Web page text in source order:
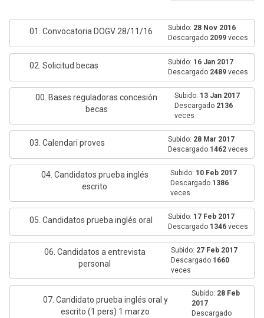
01. Convocatoria DOGV 28/11/16 Subido: 28 Nov 2016
Descargado 2099 veces
02. Solicitud becas Subido: 16 Jan 2017
Descargado 2489 veces
00. Bases reguladoras concesión
becas
Subido: 13 Jan 2017
Descargado 2136
veces
03. Calendari proves Subido: 28 Mar 2017
Descargado 1462 veces
04. Candidatos prueba inglés
escrito
Subido: 10 Feb 2017
Descargado 1386
veces
05. Candidatos prueba inglés oral Subido: 17 Feb 2017
Descargado 1346 veces
06. Candidatos a entrevista
personal
Subido: 27 Feb 2017
Descargado 1660
veces
07. Candidato prueba inglés oral y
escrito (1 pers) 1 marzo
Subido: 28 Feb
2017
Descargado